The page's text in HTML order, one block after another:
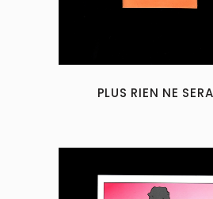
PLUS RIEN NE